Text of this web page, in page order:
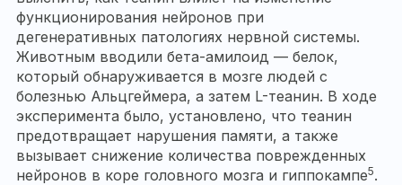
функционирования нейронов при
дегенеративных патологиях нервной системы.
Животным вводили бета-амилоид — белок,
который обнаруживается в мозге людей с
болезнью Альцгеймера, а затем L-теанин. В ходе
эксперимента было, установлено, что теанин
предотвращает нарушения памяти, а также
вызывает снижение количества поврежденных
нейронов в коре головного мозга и гиппокампе5.